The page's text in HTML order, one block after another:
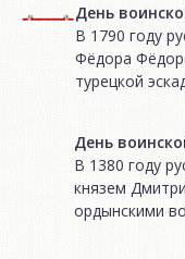
День
В 1790 году
Фёдора
турецкой
День
В 1380 году
князем
ордынскими